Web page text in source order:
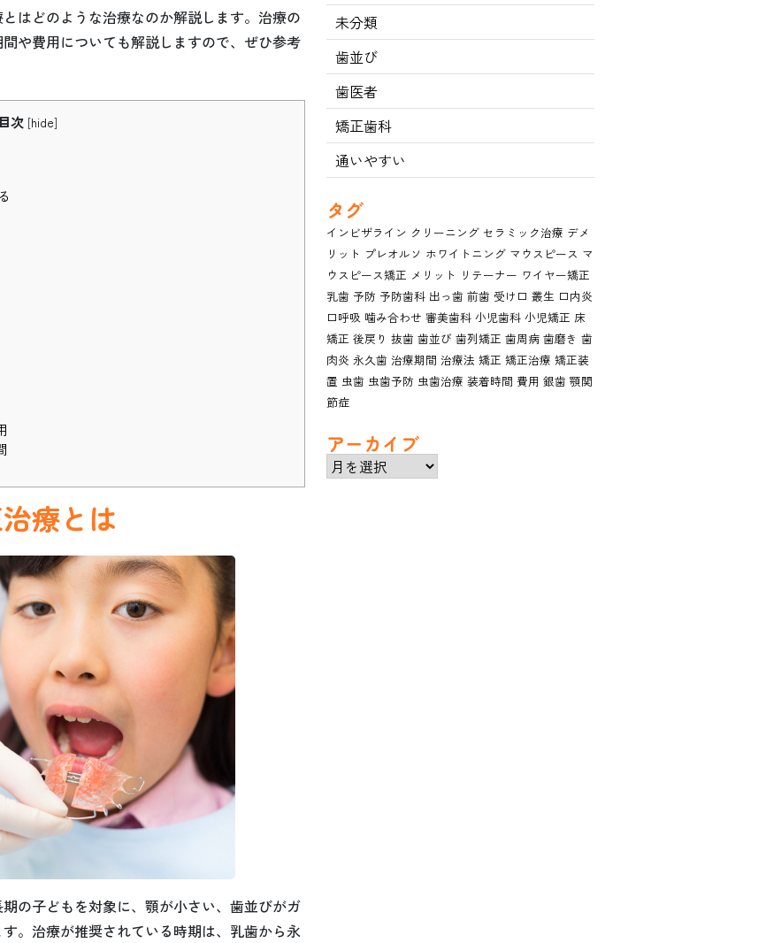
はどのような治療なのか解説します。治療の
や費用についても解説しますので、ぜひ参考
目次 [hide]
療とは
の子どもを対象に、顎が小さい、歯並びがガ
。治療が推奨されている時期は、乳歯から永
未分類
歯並び
歯医者
矯正歯科
通いやすい
タグ
インビザライン クリーニング セラミック治療 デメ
リット プレオルソ ホワイトニング マウスピース マ
ウスピース矯正 メリット リテーナー ワイヤー矯正
乳歯 予防 予防歯科 出っ歯 前歯 受け口 叢生 口内炎
口呼吸 噛み合わせ 審美歯科 小児歯科 小児矯正 床
矯正 後戻り 抜歯 歯並び 歯列矯正 歯周病 歯磨き 歯
肉炎 永久歯 治療期間 治療法 矯正 矯正治療 矯正装
置 虫歯 虫歯予防 虫歯治療 装着時間 費用 銀歯 顎関
節症
アーカイブ
ア
ー